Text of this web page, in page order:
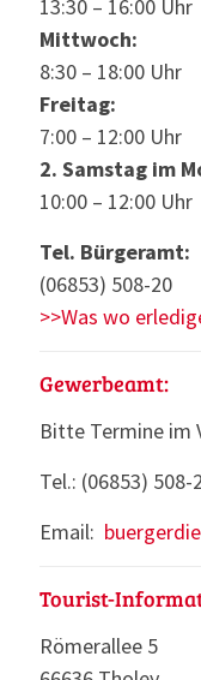
13:30 – 16:00 Uhr
Mittwoch:
8:30 – 18:00 Uhr
Freitag:
7:00 – 12:00 Uhr
2. Samstag im
10:00 – 12:00 Uhr
Tel. Bürgeramt:
(06853) 508-20
>>Was wo
Gewerbeamt:
Bitte Termine im
Tel.: (06853) 508-
Email:
Tourist-
Römerallee 5